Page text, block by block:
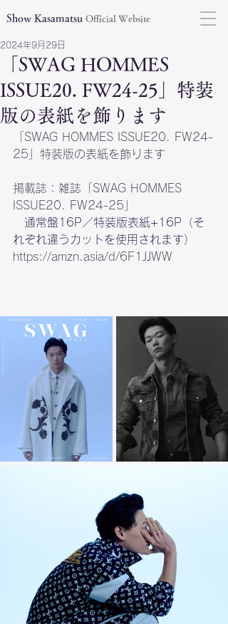
Show Kasamatsu Official Website
「SWAG HOMMES
ISSUE20. FW24-25」特装
版の表紙を飾ります
2024年9月29日
「SWAG HOMMES ISSUE20. FW24-
25」特装版の表紙を飾ります
掲載誌：雑誌「SWAG HOMMES
ISSUE20. FW24-25」
通常盤16P／特装版表紙+16P（そ
れぞれ違うカットを使用されます）
https://amzn.asia/d/6F1JJWW